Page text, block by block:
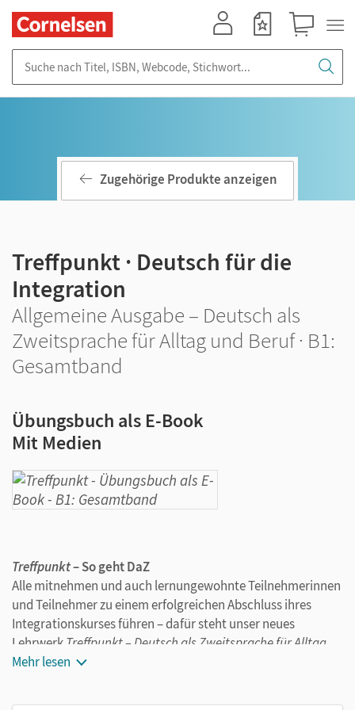
Zugehörige Produkte anzeigen
Treffpunkt · Deutsch für die
Integration
Allgemeine Ausgabe – Deutsch als
Zweitsprache für Alltag und Beruf · B1:
Gesamtband
Übungsbuch als E-Book
Mit Medien
Treffpunkt– So geht DaZ
Alle mitnehmen und auch lernungewohnte Teilnehmerinnen
und Teilnehmer zu einem erfolgreichen Abschluss ihres
Integrationskurses führen – dafür steht unser neues
LehrwerkTreffpunkt – Deutsch als Zweitsprache für Alltag
und Beruf!
Mehr lesen